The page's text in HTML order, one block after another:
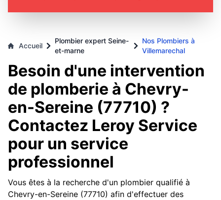
Accueil
Plombier expert Seine-
et-marne
Nos Plombiers à
Villemarechal
Besoin d'une intervention
de plomberie à Chevry-
en-Sereine (77710) ?
Contactez Leroy Service
pour un service
professionnel
Vous êtes à la recherche d'un plombier qualifié à
Chevry-en-Sereine (77710) afin d'effectuer des